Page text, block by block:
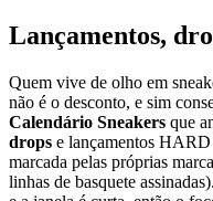
Lançamentos,
Quem vive de olho em
não é o desconto, e sim
Calendário Sneakers que
drops e lançamentos
marcada pelas próprias
linhas de basquete